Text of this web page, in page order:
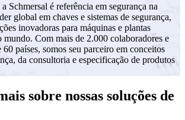
Schmersal é referência em segurança na
global em chaves e sistemas de segurança,
inovadoras para máquinas e plantas
mundo. Com mais de 2.000 colaboradores e
60 países, somos seu parceiro em conceitos
da consultoria e especificação de produtos
sobre nossas soluções de